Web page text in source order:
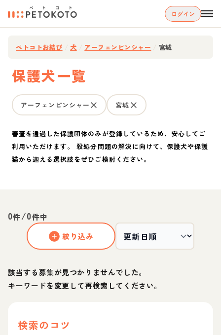
ログイン
ペトコトお結び 犬 アーフェンピンシャー 宮城
保護犬一覧
アーフェンピンシャー 宮城
審査を通過した保護団体のみが登録しているため、安心してご
利用いただけます。 殺処分問題の解決に向けて、保護犬や保護
猫から迎える選択肢をぜひご検討ください。
0件/0件中
絞り込み
該当する募集が見つかりませんでした。
キーワードを変更して再検索してください。
検索のコツ